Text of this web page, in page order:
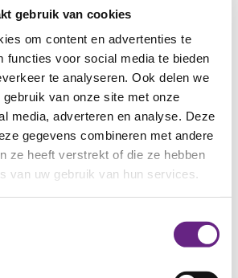
gebruik van cookies
om content en advertenties te
functies voor social media te bieden
te analyseren. Ook delen we
van onze site met onze
media, adverteren en analyse. Deze
gegevens combineren met andere
ze heeft verstrekt of die ze hebben
van uw gebruik van hun services.
Samar
is een krachtige en vastberaden
verhaal....